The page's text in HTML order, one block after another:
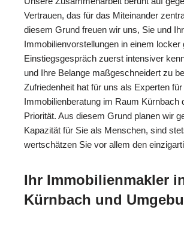
Vertrauen, das für das Miteinander
diesem Grund freuen wir uns, Sie und
Immobilienvorstellungen in einem locker
Einstiegsgespräch zuerst intensiver
und Ihre Belange maßgeschneidert zu
Zufriedenheit hat für uns als Experten für
Immobilienberatung im Raum Kürnbach
Priorität. Aus diesem Grund planen wir
Kapazität für Sie als Menschen, sind
wertschätzen Sie vor allem den
Ihr Immobilienmakler
Kürnbach und